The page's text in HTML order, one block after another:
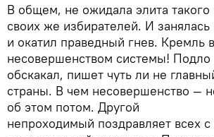
В общем, не ожидала элита
своих же избирателей. И занялась
и окатил праведный гнев. Кремль
несовершенством системы! Подло
обскакал, пишет чуть ли не
страны. В чем несовершенство —
об этом потом. Другой
непроходимый поздравляет всех